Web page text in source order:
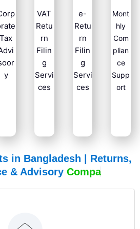
Tax
y
VAT
Retu
rn
Filin
g
Servi
ces
e-
Retu
rn
Filin
g
Servi
ces
Mont
hly
Com
plian
ce
Supp
ort
in Bangladesh | Returns,
Advisory Company T